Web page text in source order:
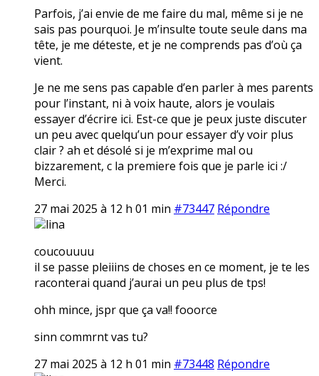
Parfois, j’ai envie de me faire du mal, même si je ne
sais pas pourquoi. Je m’insulte toute seule dans ma
tête, je me déteste, et je ne comprends pas d’où ça
vient.
Je ne me sens pas capable d’en parler à mes parents
pour l’instant, ni à voix haute, alors je voulais
essayer d’écrire ici. Est-ce que je peux juste discuter
un peu avec quelqu’un pour essayer d’y voir plus
clair ? ah et désolé si je m’exprime mal ou
bizzarement, c la premiere fois que je parle ici :/
Merci.
27 mai 2025 à 12 h 01 min #73447 Répondre
lina
coucouuuu
il se passe pleiiins de choses en ce moment, je te les
raconterai quand j’aurai un peu plus de tps!
ohh mince, jspr que ça va!! fooorce
sinn commrnt vas tu?
27 mai 2025 à 12 h 01 min #73448 Répondre